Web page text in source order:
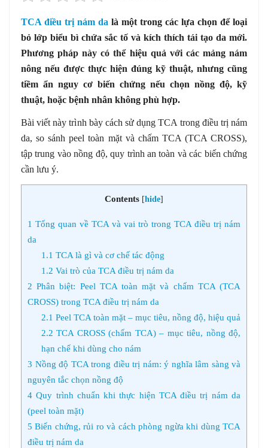
TCA điều trị nám da là một trong các lựa chọn để loại
bỏ lớp biểu bì chứa sắc tố và kích thích tái tạo da mới.
Phương pháp này có thể hiệu quả với các mảng nám
nông nếu được thực hiện đúng kỹ thuật, nhưng cũng
tiềm ẩn nguy cơ biến chứng nếu chọn nồng độ, kỹ
thuật, hoặc bệnh nhân không phù hợp.
Bài viết này trình bày cách sử dụng TCA trong điều trị nám
da, so sánh peel toàn mặt và chấm TCA (TCA CROSS),
tập trung vào nồng độ, quy trình an toàn và các biến chứng
cần lưu ý.
Contents [hide]
1 Tổng quan về TCA và vai trò trong TCA điều trị nám
da
1.1 TCA là gì và cơ chế tác động
1.2 Vai trò của TCA điều trị nám da
2 Phân biệt: Peel TCA toàn mặt và chấm TCA (TCA
CROSS) trong TCA điều trị nám da
2.1 Peel TCA toàn mặt – mục tiêu, nồng độ, hiệu quả
2.2 TCA CROSS (chấm TCA) – mục tiêu, nồng độ,
hạn chế khi dùng cho nám
3 Nồng độ TCA trong điều trị nám: ý nghĩa lâm sàng và
nguyên tắc chọn nồng độ
4 Quy trình chuẩn khi thực hiện TCA điều trị nám da
(peel toàn mặt)
5 Biến chứng, rủi ro và cách phòng ngừa khi dùng TCA
điều trị nám da